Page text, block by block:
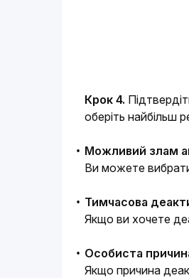
Крок 4.
оберіть найбільш
Можливий злам
Ви можете
Тимчасова
Якщо ви хочете
Особиста
Якщо причина